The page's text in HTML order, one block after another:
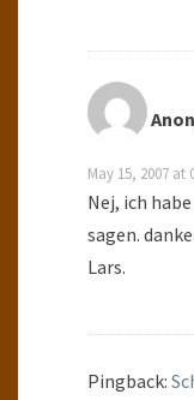
May 15, 2007 at
Nej, ich
sagen.
Lars.
Pingback: